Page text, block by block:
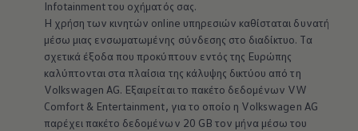
Infotainment του οχήματός σας.
Η χρήση των κινητών online υπηρεσιών καθίσταται δυνατή
μέσω μιας ενσωματωμένης σύνδεσης στο διαδίκτυο. Τα
σχετικά έξοδα που προκύπτουν εντός της Ευρώπης
καλύπτονται στα πλαίσια της κάλυψης δικτύου από τη
Volkswagen AG. Εξαιρείται το πακέτο δεδομένων VW
Comfort & Entertainment, για το οποίο η Volkswagen AG
παρέχει πακέτο δεδομένων 20 GB τον μήνα μέσω του